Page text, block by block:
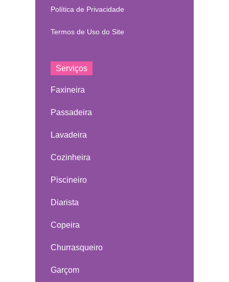
Política de Privacidade
Termos de Uso do Site
Serviços
Faxineira
Passadeira
Lavadeira
Cozinheira
Piscineiro
Diarista
Copeira
Churrasqueiro
Garçom